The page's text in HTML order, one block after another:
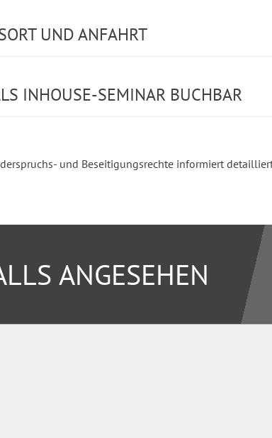
UND ANFAHRT
INHOUSE-SEMINAR BUCHBAR
und Beseitigungsrechte informiert
ANGESEHEN